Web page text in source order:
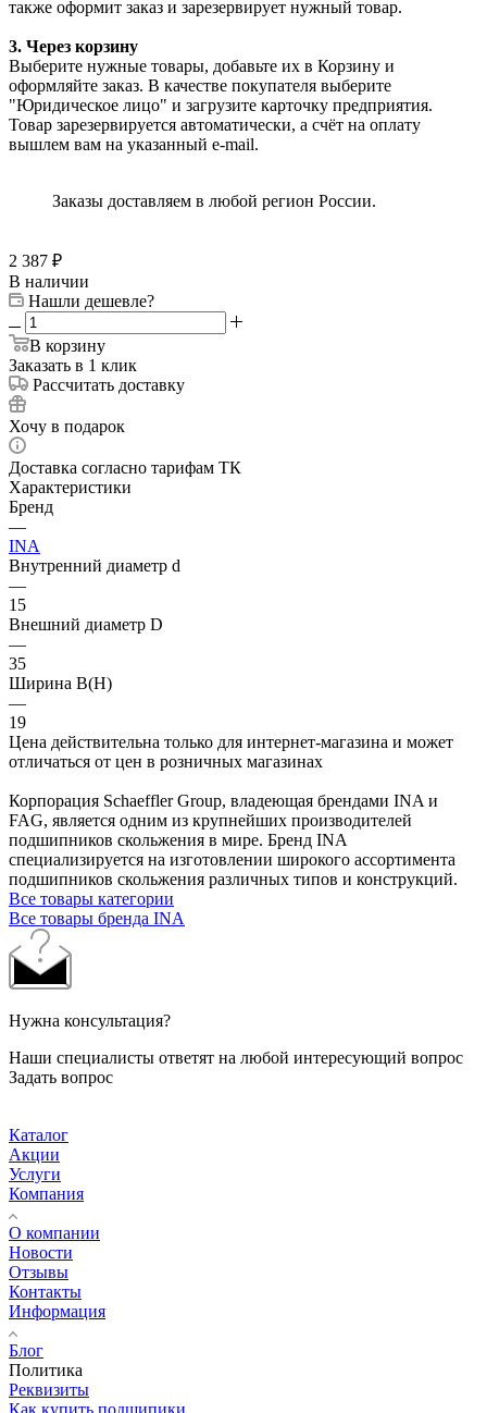
также оформит заказ и зарезервирует нужный товар.
3. Через корзину
Выберите нужные товары, добавьте их в Корзину и
оформляйте заказ. В качестве покупателя выберите
"Юридическое лицо" и загрузите карточку предприятия.
Товар зарезервируется автоматически, а счёт на оплату
вышлем вам на указанный e-mail.
Заказы доставляем в любой регион России.
2 387 ₽
В наличии
Нашли дешевле?
В корзину
Заказать в 1 клик
Рассчитать доставку
Хочу в подарок
Доставка согласно тарифам ТК
Характеристики
Бренд
—
INA
Внутренний диаметр d
—
15
Внешний диаметр D
—
35
Ширина B(H)
—
19
Цена действительна только для интернет-магазина и может
отличаться от цен в розничных магазинах
Корпорация Schaeffler Group, владеющая брендами INA и
FAG, является одним из крупнейших производителей
подшипников скольжения в мире. Бренд INA
специализируется на изготовлении широкого ассортимента
подшипников скольжения различных типов и конструкций.
Все товары категории
Все товары бренда INA
Нужна консультация?
Наши специалисты ответят на любой интересующий вопрос
Задать вопрос
Каталог
Акции
Услуги
Компания
О компании
Новости
Отзывы
Контакты
Информация
Блог
Политика
Реквизиты
Как купить подшипики